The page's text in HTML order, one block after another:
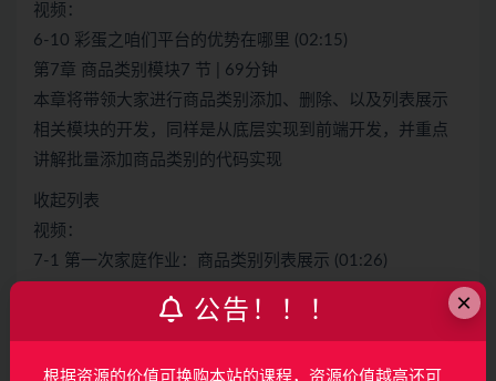
视频：
6-10 彩蛋之咱们平台的优势在哪里 (02:15)
第7章 商品类别模块7 节 | 69分钟
本章将带领大家进行商品类别添加、删除、以及列表展示
相关模块的开发，同样是从底层实现到前端开发，并重点
讲解批量添加商品类别的代码实现
收起列表
视频：
7-1 第一次家庭作业：商品类别列表展示 (01:26)
7-2 公布答案：商品类别列表展示从后到前 (18:01)
×
公告！！！
根据资源的价值可换购本站的课程，资源价值越高还可